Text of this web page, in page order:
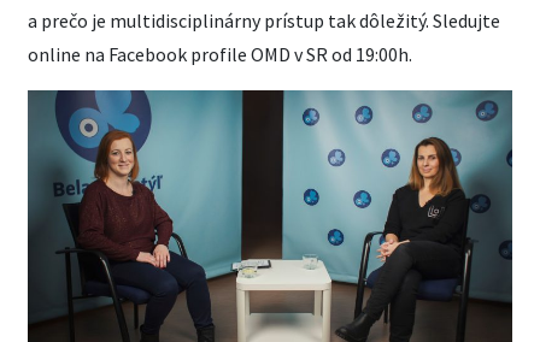
a prečo je multidisciplinárny prístup tak dôležitý. Sledujte
online na Facebook profile OMD v SR od 19:00h.